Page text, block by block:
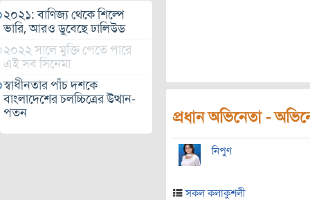
২০২১: বাণিজ্য থেকে শিল্পে
ভারি, আরও ডুবেছে ঢালিউড
২০২২ সালে মুক্তি পেতে পারে
এই সব সিনেমা
স্বাধীনতার পাঁচ দশকে
বাংলাদেশের চলচ্চিত্রের উত্থান-
পতন
প্রধান অভিনেতা -
নিপুণ
সকল কলাকুশলী